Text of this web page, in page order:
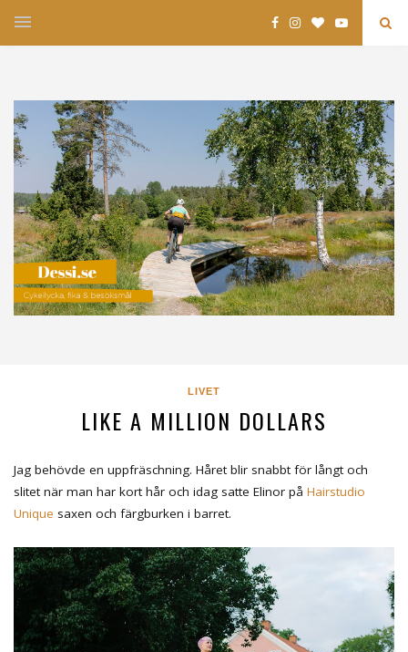
LIVET
LIKE A MILLION DOLLARS
Jag behövde en uppfräschning. Håret blir snabbt för långt och
slitet när man har kort hår och idag satte Elinor på Hairstudio
Unique saxen och färgburken i barret.